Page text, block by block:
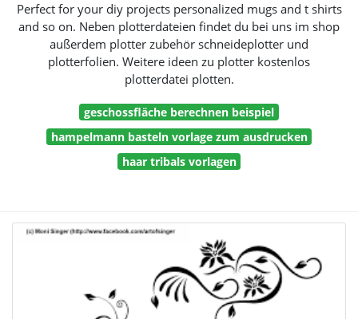
Perfect for your diy projects personalized mugs and t shirts
and so on. Neben plotterdateien findet du bei uns im shop
außerdem plotter zubehör schneideplotter und
plotterfolien. Weitere ideen zu plotter kostenlos
plotterdatei plotten.
geschossfläche berechnen beispiel
hampelmann basteln vorlage zum ausdrucken
haar tribals vorlagen